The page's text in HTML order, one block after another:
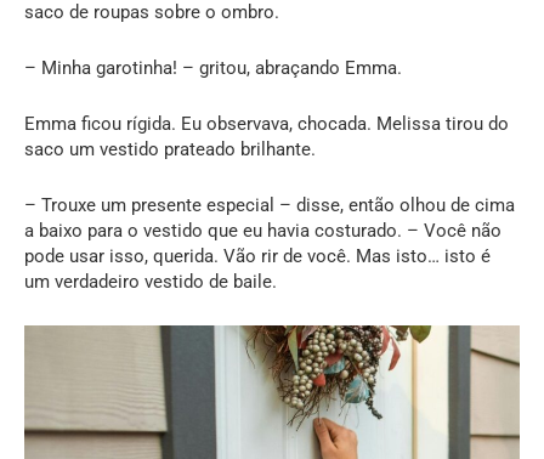
saco de roupas sobre o ombro.
– Minha garotinha! – gritou, abraçando Emma.
Emma ficou rígida. Eu observava, chocada. Melissa tirou do
saco um vestido prateado brilhante.
– Trouxe um presente especial – disse, então olhou de cima
a baixo para o vestido que eu havia costurado. – Você não
pode usar isso, querida. Vão rir de você. Mas isto… isto é
um verdadeiro vestido de baile.